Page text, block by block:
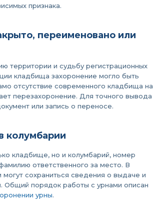
признака.
переименовано или
территории и судьбу регистрационных
кладбища захоронение могло быть
отсутствие современного кладбища на
перезахоронение. Для точного вывода
или запись о переносе.
колумбарии
кладбище, но и колумбарий, номер
ответственного за место. В
могут сохраниться сведения о выдаче и
Общий порядок работы с урнами описан
урны.